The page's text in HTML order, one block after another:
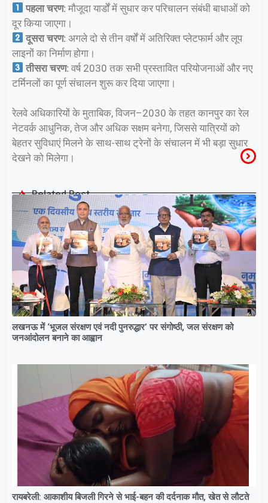
पहला चरण: मौजूदा यार्डों में सुधार कर परिचालन संबंधी बाधाओं को
दूर किया जाएगा।
दूसरा चरण: अगले दो से तीन वर्षों में अतिरिक्त प्लेटफार्म और लूप
लाइनों का निर्माण होगा।
तीसरा चरण: वर्ष 2030 तक सभी प्रस्तावित परियोजनाओं और नए
टर्मिनलों का पूर्ण संचालन शुरू कर दिया जाएगा।
रेलवे अधिकारियों के मुताबिक, विजन–2030 के तहत कानपुर का रेल
नेटवर्क आधुनिक, तेज और अधिक सक्षम बनेगा, जिससे यात्रियों को
बेहतर सुविधाएं मिलने के साथ-साथ ट्रेनों के संचालन में भी बड़ा सुधार
देखने को मिलेगा।
Related Post
लखनऊ में ‘भूजल संरक्षण एवं नदी पुनरुद्धार’ पर संगोष्ठी, जल संरक्षण को
जनआंदोलन बनाने का आह्वान
रायबरेली: आकाशीय बिजली गिरने से भाई-बहन की दर्दनाक मौत, खेत से लौटते